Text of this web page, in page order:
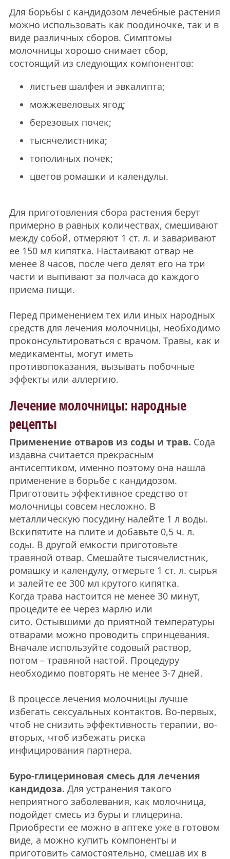
Для борьбы с кандидозом лечебные растения
можно использовать как поодиночке, так и в
виде различных сборов. Симптомы
молочницы хорошо снимает сбор,
состоящий из следующих компонентов:
листьев шалфея и эвкалипта;
можжевеловых ягод;
березовых почек;
тысячелистника;
тополиных почек;
цветов ромашки и календулы.
Для приготовления сбора растения берут
примерно в равных количествах, смешивают
между собой, отмеряют 1 ст. л. и заваривают
ее 150 мл кипятка. Настаивают отвар не
менее 8 часов, после чего делят его на три
части и выпивают за полчаса до каждого
приема пищи.
Перед применением тех или иных народных
средств для лечения молочницы, необходимо
проконсультироваться с врачом. Травы, как и
медикаменты, могут иметь
противопоказания, вызывать побочные
эффекты или аллергию.
Лечение молочницы: народные
рецепты
Применение отваров из соды и трав. Сода
издавна считается прекрасным
антисептиком, именно поэтому она нашла
применение в борьбе с кандидозом.
Приготовить эффективное средство от
молочницы совсем несложно. В
металлическую посудину налейте 1 л воды.
Вскипятите на плите и добавьте 0,5 ч. л.
соды. В другой емкости приготовьте
травяной отвар. Смешайте тысячелистник,
ромашку и календулу, отмерьте 1 ст. л. сырья
и залейте ее 300 мл крутого кипятка.
Когда трава настоится не менее 30 минут,
процедите ее через марлю или
сито. Остывшими до приятной температуры
отварами можно проводить спринцевания.
Вначале используйте содовый раствор,
потом – травяной настой. Процедуру
необходимо повторять не менее 3-7 дней.
В процессе лечения молочницы лучше
избегать сексуальных контактов. Во-первых,
чтоб не снизить эффективность терапии, во-
вторых, чтоб избежать риска
инфицирования партнера.
Буро-глицериновая смесь для лечения
кандидоза. Для устранения такого
неприятного заболевания, как молочница,
подойдет смесь из буры и глицерина.
Приобрести ее можно в аптеке уже в готовом
виде, а можно купить компоненты и
приготовить самостоятельно, смешав их в